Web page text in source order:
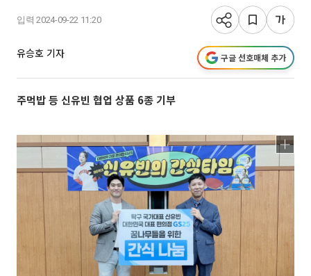
입력 2024-09-22 11:20
유승호 기자 구글 선호매체 추가
주먹밥 등 신유빈 협업 상품 6종 기부